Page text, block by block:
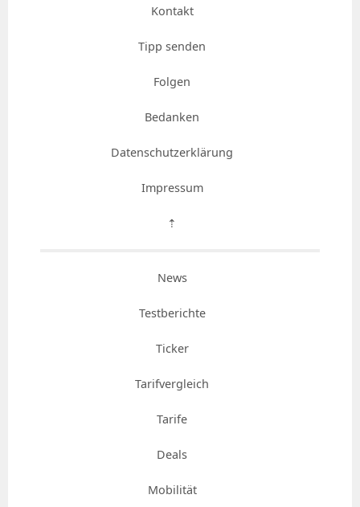
Kontakt
Tipp senden
Folgen
Bedanken
Datenschutzerklärung
Impressum
⇡
News
Testberichte
Ticker
Tarifvergleich
Tarife
Deals
Mobilität